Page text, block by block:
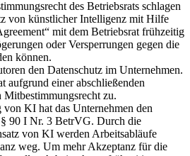
des Betriebsrats schlagen
von künstlicher Intelligenz mit Hilfe
mit dem Betriebsrat frühzeitig
oder Versperrungen gegen die
können.
den Datenschutz im Unternehmen.
aufgrund einer abschließenden
Mitbestimmungsrecht zu.
KI hat das Unternehmen den
90 I Nr. 3 BetrVG. Durch die
von KI werden Arbeitsabläufe
weg. Um mehr Akzeptanz für die